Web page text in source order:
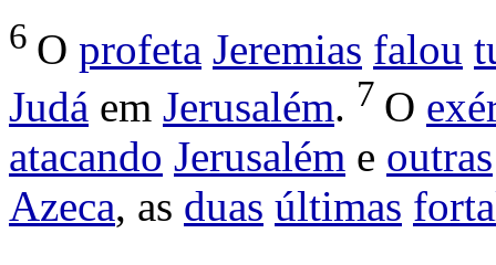
6 O profeta Jeremias falou
Judá em Jerusalém. 7 O
atacando Jerusalém e outras
Azeca, as duas últimas